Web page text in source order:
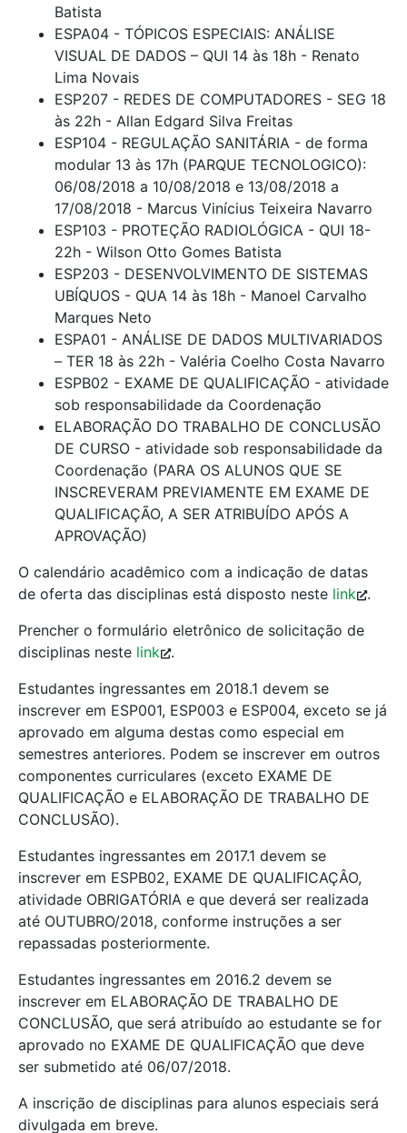
Batista
ESPA04 - TÓPICOS ESPECIAIS: ANÁLISE
VISUAL DE DADOS – QUI 14 às 18h - Renato
Lima Novais
ESP207 - REDES DE COMPUTADORES - SEG 18
às 22h - Allan Edgard Silva Freitas
ESP104 - REGULAÇÃO SANITÁRIA - de forma
modular 13 às 17h (PARQUE TECNOLOGICO):
06/08/2018 a 10/08/2018 e 13/08/2018 a
17/08/2018 - Marcus Vinícius Teixeira Navarro
ESP103 - PROTEÇÃO RADIOLÓGICA - QUI 18-
22h - Wilson Otto Gomes Batista
ESP203 - DESENVOLVIMENTO DE SISTEMAS
UBÍQUOS - QUA 14 às 18h - Manoel Carvalho
Marques Neto
ESPA01 - ANÁLISE DE DADOS MULTIVARIADOS
– TER 18 às 22h - Valéria Coelho Costa Navarro
ESPB02 - EXAME DE QUALIFICAÇÃO - atividade
sob responsabilidade da Coordenação
ELABORAÇÃO DO TRABALHO DE CONCLUSÃO
DE CURSO - atividade sob responsabilidade da
Coordenação (PARA OS ALUNOS QUE SE
INSCREVERAM PREVIAMENTE EM EXAME DE
QUALIFICAÇÃO, A SER ATRIBUÍDO APÓS A
APROVAÇÃO)
O calendário acadêmico com a indicação de datas
de oferta das disciplinas está disposto neste link .
Prencher o formulário eletrônico de solicitação de
disciplinas neste link .
Estudantes ingressantes em 2018.1 devem se
inscrever em ESP001, ESP003 e ESP004, exceto se já
aprovado em alguma destas como especial em
semestres anteriores. Podem se inscrever em outros
componentes curriculares (exceto EXAME DE
QUALIFICAÇÃO e ELABORAÇÃO DE TRABALHO DE
CONCLUSÃO).
Estudantes ingressantes em 2017.1 devem se
inscrever em ESPB02, EXAME DE QUALIFICAÇÂO,
atividade OBRIGATÓRIA e que deverá ser realizada
até OUTUBRO/2018, conforme instruções a ser
repassadas posteriormente.
Estudantes ingressantes em 2016.2 devem se
inscrever em ELABORAÇÃO DE TRABALHO DE
CONCLUSÃO, que será atribuído ao estudante se for
aprovado no EXAME DE QUALIFICAÇÃO que deve
ser submetido até 06/07/2018.
A inscrição de disciplinas para alunos especiais será
divulgada em breve.